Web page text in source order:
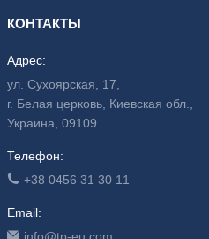
КОНТАКТЫ
Адрес:
ул. Сухоярская, 17,
г. Белая церковь, Киевская обл.,
Украина, 09109
Телефон:
+38 0456 31 30 11
Email: